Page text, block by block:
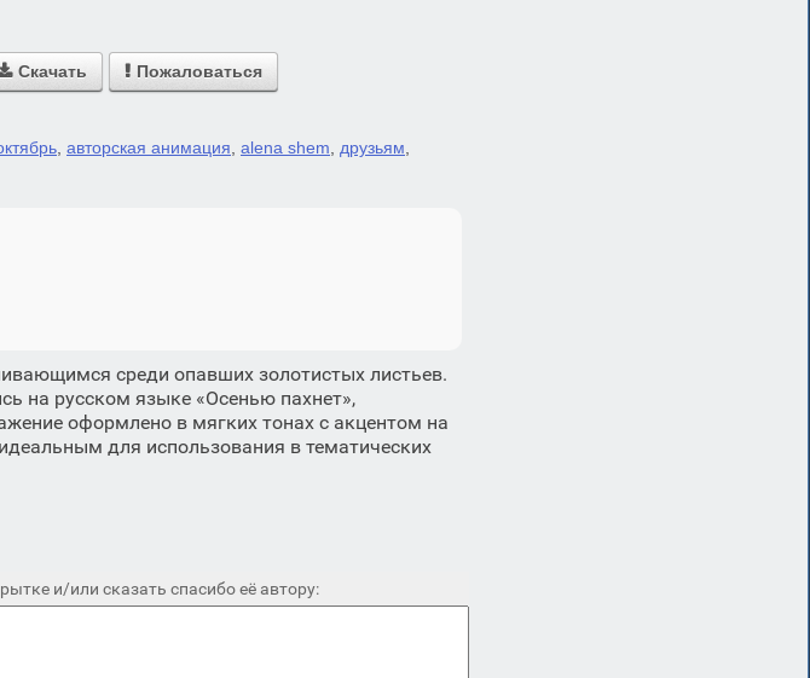
Скачать  Пожаловаться
авторская анимация alena shem друзьям
среди опавших золотистых листьев.
на русском языке «Осенью пахнет»,
оформлено в мягких тонах с акцентом на
для использования в тематических
и/или сказать спасибо её автору: